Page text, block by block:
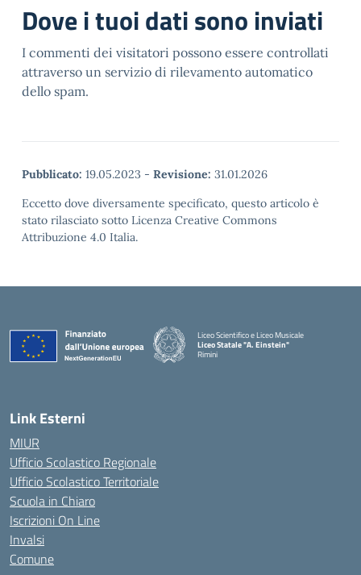
Dove i tuoi dati sono inviati
I commenti dei visitatori possono essere controllati
attraverso un servizio di rilevamento automatico
dello spam.
Pubblicato: 19.05.2023 - Revisione: 31.01.2026
Eccetto dove diversamente specificato, questo articolo è
stato rilasciato sotto Licenza Creative Commons
Attribuzione 4.0 Italia.
Liceo Scientifico e Liceo Musicale
Liceo Statale "A. Einstein"
Rimini
Link Esterni
MIUR
Ufficio Scolastico Regionale
Ufficio Scolastico Territoriale
Scuola in Chiaro
Iscrizioni On Line
Invalsi
Comune